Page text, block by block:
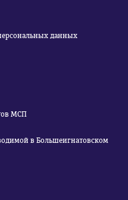
данных
МСП
в Большеигнатовском